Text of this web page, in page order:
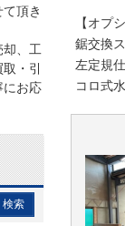
【オプ
鋸交換
左定規
コロ式
頂き
、工
・引
お応